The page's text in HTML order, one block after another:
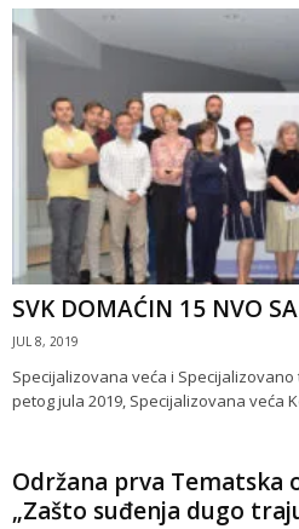
SVK DOMAĆIN 15 NVO
JUL 8, 2019
Specijalizovana veća i
petog jula 2019, Specijalizovana veća
Održana prva Tematska
„Zašto suđenja dugo